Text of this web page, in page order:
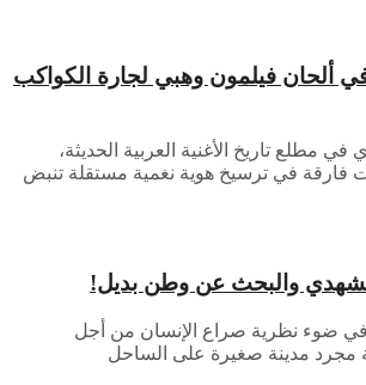
ألحان فيلمون وهبي لجارة الكواكب
مطلع تاريخ الأغنية العربية الحديثة،
فارقة في ترسيخ هوية نغمية مستقلة تنبض
والبحث عن وطن بديل!
ضوء نظرية صراع الإنسان من أجل
مجرد مدينة صغيرة على الساحل